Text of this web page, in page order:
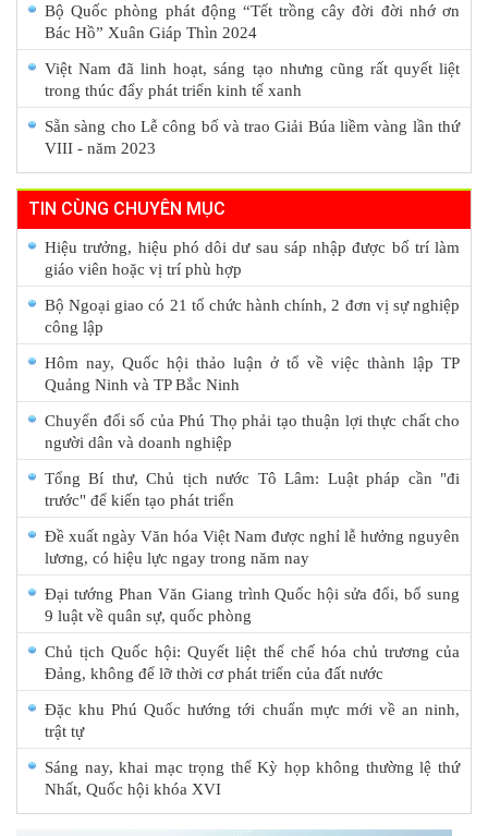
Bộ Quốc phòng phát động “Tết trồng cây đời đời nhớ ơn
Bác Hồ” Xuân Giáp Thìn 2024
Việt Nam đã linh hoạt, sáng tạo nhưng cũng rất quyết liệt
trong thúc đẩy phát triển kinh tế xanh
Sẵn sàng cho Lễ công bố và trao Giải Búa liềm vàng lần thứ
VIII - năm 2023
TIN CÙNG CHUYÊN MỤC
Hiệu trưởng, hiệu phó dôi dư sau sáp nhập được bố trí làm
giáo viên hoặc vị trí phù hợp
Bộ Ngoại giao có 21 tổ chức hành chính, 2 đơn vị sự nghiệp
công lập
Hôm nay, Quốc hội thảo luận ở tổ về việc thành lập TP
Quảng Ninh và TP Bắc Ninh
Chuyển đổi số của Phú Thọ phải tạo thuận lợi thực chất cho
người dân và doanh nghiệp
Tổng Bí thư, Chủ tịch nước Tô Lâm: Luật pháp cần "đi
trước" để kiến tạo phát triển
Đề xuất ngày Văn hóa Việt Nam được nghỉ lễ hưởng nguyên
lương, có hiệu lực ngay trong năm nay
Đại tướng Phan Văn Giang trình Quốc hội sửa đổi, bổ sung
9 luật về quân sự, quốc phòng
Chủ tịch Quốc hội: Quyết liệt thể chế hóa chủ trương của
Đảng, không để lỡ thời cơ phát triển của đất nước
Đặc khu Phú Quốc hướng tới chuẩn mực mới về an ninh,
trật tự
Sáng nay, khai mạc trọng thể Kỳ họp không thường lệ thứ
Nhất, Quốc hội khóa XVI